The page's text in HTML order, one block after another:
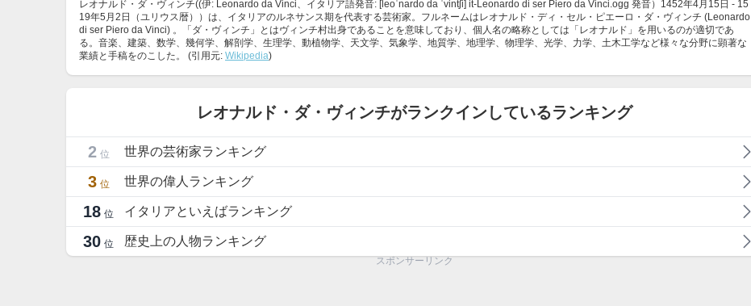
レオナルド・ダ・ヴィンチ((伊: Leonardo da Vinci、イタリア語発音: [leoˈnardo da ˈvintʃi] it-Leonardo di ser Piero da Vinci.ogg 発音）1452年4月15日 - 15
19年5月2日（ユリウス暦））は、イタリアのルネサンス期を代表する芸術家。フルネームはレオナルド・ディ・セル・ピエーロ・ダ・ヴィンチ (Leonardo
di ser Piero da Vinci) 。「ダ・ヴィンチ」とはヴィンチ村出身であることを意味しており、個人名の略称としては「レオナルド」を用いるのが適切であ
る。音楽、建築、数学、幾何学、解剖学、生理学、動植物学、天文学、気象学、地質学、地理学、物理学、光学、力学、土木工学など様々な分野に顕著な
業績と手稿をのこした。 (引用元: Wikipedia)
レオナルド・ダ・ヴィンチがランクインしているランキング
2 位 世界の芸術家ランキング
3 位 世界の偉人ランキング
18 位 イタリアといえばランキング
30 位 歴史上の人物ランキング
スポンサーリンク